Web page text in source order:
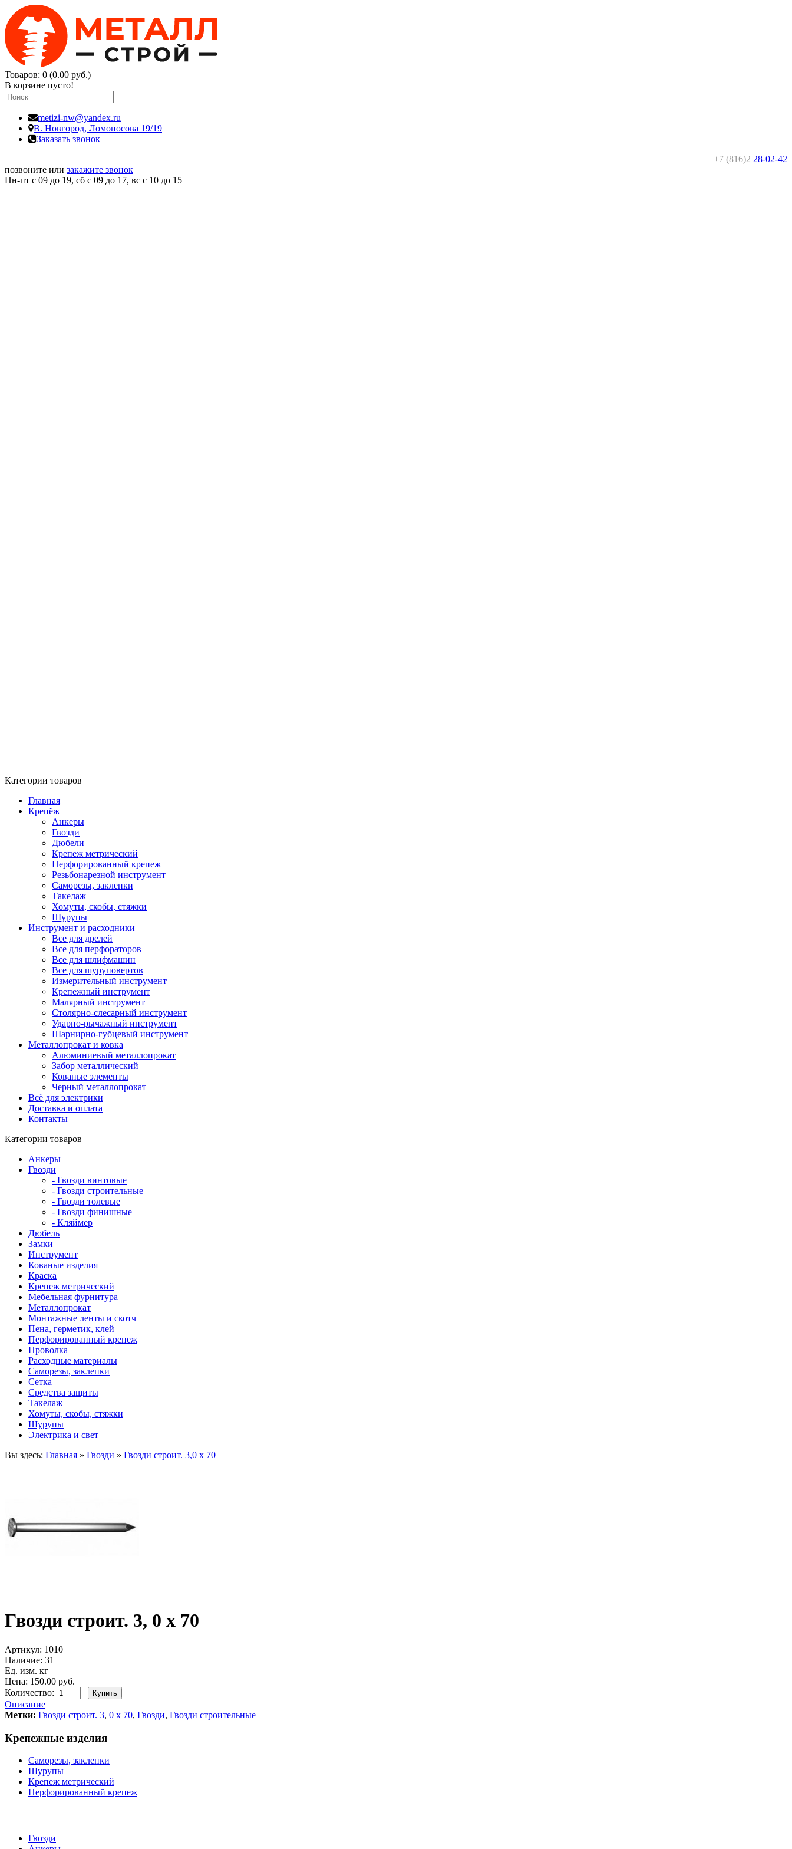
Товаров: 0 (0.00 руб.)
В корзине пусто!
metizi-nw@yandex.ru
В. Новгород, Ломоносова 19/19
Заказать звонок
+7 (816)2 28-02-42
позвоните или закажите звонок
Пн-пт с 09 до 19, сб с 09 до 17, вс c 10 до 15
Категории товаров
Главная
Крепёж
Анкеры
Гвозди
Дюбели
Крепеж метрический
Перфорированный крепеж
Резьбонарезной инструмент
Саморезы, заклепки
Такелаж
Хомуты, скобы, стяжки
Шурупы
Инструмент и расходники
Все для дрелей
Все для перфораторов
Все для шлифмашин
Все для шуруповертов
Измерительный инструмент
Крепежный инструмент
Малярный инструмент
Столярно-слесарный инструмент
Ударно-рычажный инструмент
Шарнирно-губцевый инструмент
Металлопрокат и ковка
Алюминиевый металлопрокат
Забор металлический
Кованые элементы
Черный металлопрокат
Всё для электрики
Доставка и оплата
Контакты
Категории товаров
Анкеры
Гвозди
- Гвозди винтовые
- Гвозди строительные
- Гвозди толевые
- Гвозди финишные
- Кляймер
Дюбель
Замки
Инструмент
Кованые изделия
Краска
Крепеж метрический
Мебельная фурнитура
Металлопрокат
Монтажные ленты и скотч
Пена, герметик, клей
Перфорированный крепеж
Проволка
Расходные материалы
Саморезы, заклепки
Сетка
Средства защиты
Такелаж
Хомуты, скобы, стяжки
Шурупы
Электрика и свет
Вы здесь: Главная » Гвозди » Гвозди строит. 3,0 х 70
Гвозди строит. 3, 0 х 70
Артикул: 1010
Наличие: 31
Ед. изм. кг
Цена: 150.00 руб.
Количество:
Описание
Метки: Гвозди строит. 3, 0 х 70, Гвозди, Гвозди строительные
Крепежные изделия
Саморезы, заклепки
Шурупы
Крепеж метрический
Перфорированный крепеж
Гвозди